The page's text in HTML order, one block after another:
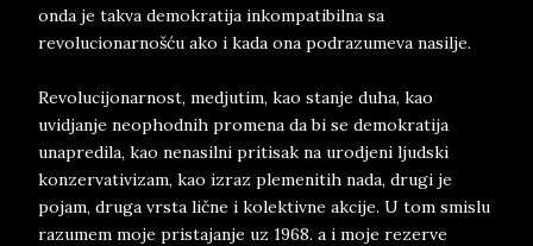
onda je takva demokratija inkompatibilna sa
revolucionarnošću ako i kada ona podrazumeva nasilje.
Revolucijonarnost, medjutim, kao stanje duha, kao
uvidjanje neophodnih promena da bi se demokratija
unapredila, kao nenasilni pritisak na urodjeni ljudski
konzervativizam, kao izraz plemenitih nada, drugi je
pojam, druga vrsta lične i kolektivne akcije. U tom smislu
razumem moje pristajanje uz 1968. a i moje rezerve